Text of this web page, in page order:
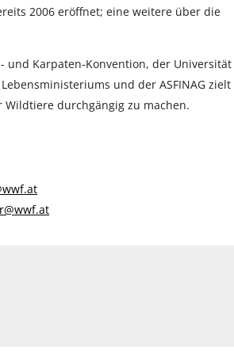
2006 eröffnet; eine weitere über die
und Karpaten-Konvention, der Universität
und der ASFINAG zielt
durchgängig zu machen.